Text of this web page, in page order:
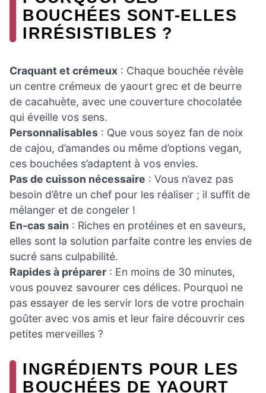
BOUCHÉES SONT-ELLES
IRRÉSISTIBLES ?
Craquant et crémeux : Chaque bouchée révèle
un centre crémeux de yaourt grec et de beurre
de cacahuète, avec une couverture chocolatée
qui éveille vos sens.
Personnalisables : Que vous soyez fan de noix
de cajou, d’amandes ou même d’options vegan,
ces bouchées s’adaptent à vos envies.
Pas de cuisson nécessaire : Vous n’avez pas
besoin d’être un chef pour les réaliser ; il suffit de
mélanger et de congeler !
En-cas sain : Riches en protéines et en saveurs,
elles sont la solution parfaite contre les envies de
sucré sans culpabilité.
Rapides à préparer : En moins de 30 minutes,
vous pouvez savourer ces délices. Pourquoi ne
pas essayer de les servir lors de votre prochain
goûter avec vos amis et leur faire découvrir ces
petites merveilles ?
INGRÉDIENTS POUR LES
BOUCHÉES DE YAOURT